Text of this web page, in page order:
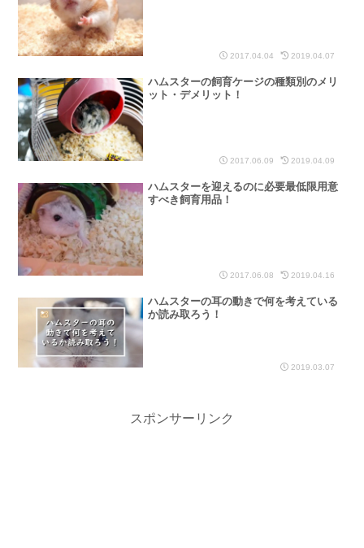
2017.04.04 2019.04.07
ハムスターの飼育ケージの種類別のメリ
ット・デメリット！
2017.06.09 2019.04.09
ハムスターを迎えるのに必要最低限用意
すべき飼育用品！
2017.06.08 2019.04.16
ハムスターの耳の動きで何を考えている
か読み取ろう！
2019.03.07
スポンサーリンク